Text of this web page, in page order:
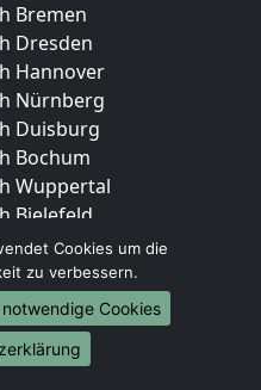
Bremen
Dresden
Hannover
Nürnberg
Duisburg
Bochum
Wuppertal
Bielefeld
Bonn
Münster
Brasilien
Cookies um die
zu verbessern.
Cookies